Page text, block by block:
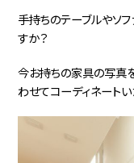
手持ちのテーブルやソ
すか？
今お持ちの家具の写真
わせてコーディネートい